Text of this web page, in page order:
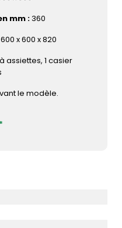
mm :360
600 x 600 x 820
assiettes, 1 casier
le modèle.